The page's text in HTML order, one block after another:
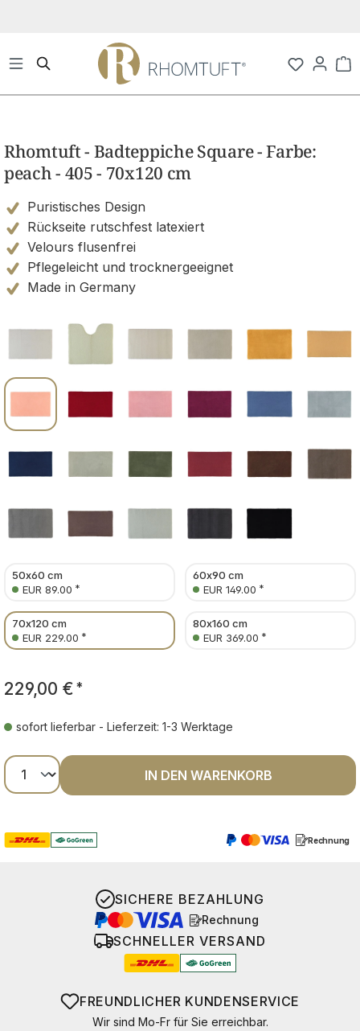
Rhomtuft - Badteppiche Square - Farbe:
peach - 405 - 70x120 cm
Puristisches Design
Rückseite rutschfest latexiert
Velours flusenfrei
Pflegeleicht und trocknergeeignet
Made in Germany
50x60 cm
EUR 89.00 *
60x90 cm
EUR 149.00 *
70x120 cm
EUR 229.00 *
80x160 cm
EUR 369.00 *
229,00 € *
sofort lieferbar - Lieferzeit: 1-3 Werktage
Produkt Anzahl: Gib den gewünschten
IN DEN WARENKORB
Rechnung
SICHERE BEZAHLUNG
Rechnung
SCHNELLER VERSAND
FREUNDLICHER KUNDENSERVICE
Wir sind Mo-Fr für Sie erreichbar.